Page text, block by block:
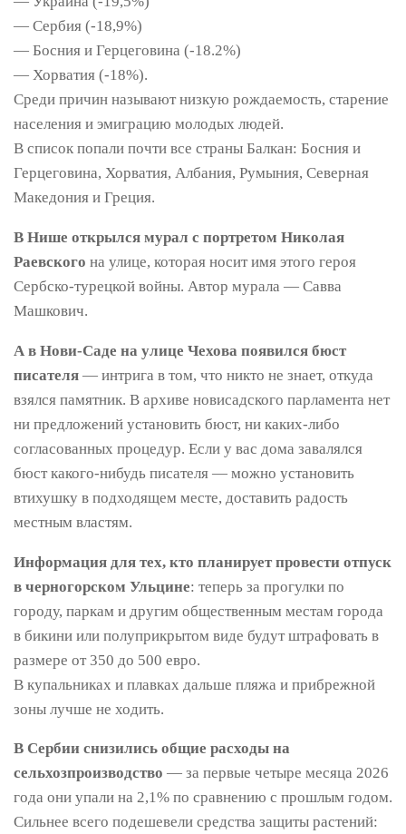
— Сербия (-18,9%)
— Босния и Герцеговина (-18.2%)
— Хорватия (-18%).
Среди причин называют низкую рождаемость, старение
населения и эмиграцию молодых людей.
В список попали почти все страны Балкан: Босния и
Герцеговина, Хорватия, Албания, Румыния, Северная
Македония и Греция.
В Нише открылся мурал с портретом Николая
Раевского на улице, которая носит имя этого героя
Сербско-турецкой войны. Автор мурала — Савва
Машкович.
А в Нови-Саде на улице Чехова появился бюст
писателя — интрига в том, что никто не знает, откуда
взялся памятник. В архиве новисадского парламента нет
ни предложений установить бюст, ни каких-либо
согласованных процедур. Если у вас дома завалялся
бюст какого-нибудь писателя — можно установить
втихушку в подходящем месте, доставить радость
местным властям.
Информация для тех, кто планирует провести отпуск
в черногорском Ульцине: теперь за прогулки по
городу, паркам и другим общественным местам города
в бикини или полуприкрытом виде будут штрафовать в
размере от 350 до 500 евро.
В купальниках и плавках дальше пляжа и прибрежной
зоны лучше не ходить.
В Сербии снизились общие расходы на
сельхозпроизводство — за первые четыре месяца 2026
года они упали на 2,1% по сравнению с прошлым годом.
Сильнее всего подешевели средства защиты растений: